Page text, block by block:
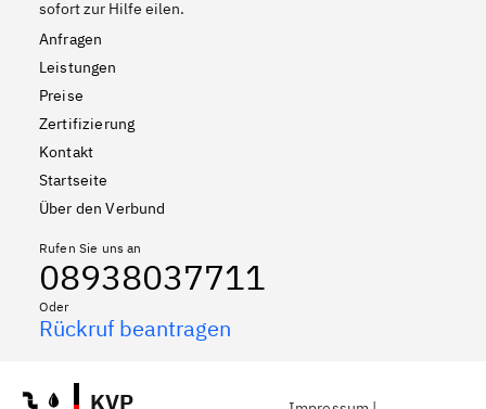
sofort zur Hilfe eilen.
Anfragen
Leistungen
Preise
Zertifizierung
Kontakt
Startseite
Über den Verbund
Rufen Sie uns an
08938037711
Oder
Rückruf beantragen
KVP